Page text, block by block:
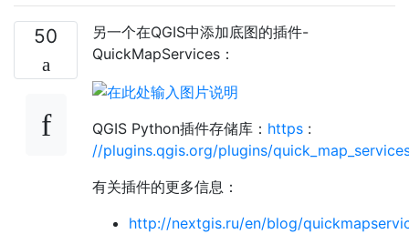
50
另一个在QGIS中添加底图的插件-
QuickMapServices：
QGIS Python插件存储库： https :
//plugins.qgis.org/plugins/
有关插件的更多信息：
http://nextgis.ru/en/blog/